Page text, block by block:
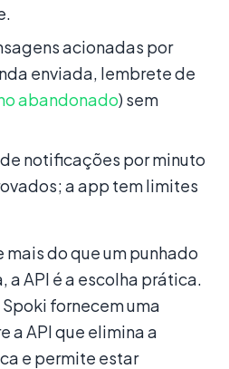
acionadas por
enviada, lembrete de
abandonado) sem
notificações por minuto
a app tem limites
mais do que um punhado
a API é a escolha prática.
fornecem uma
a API que elimina a
e permite estar